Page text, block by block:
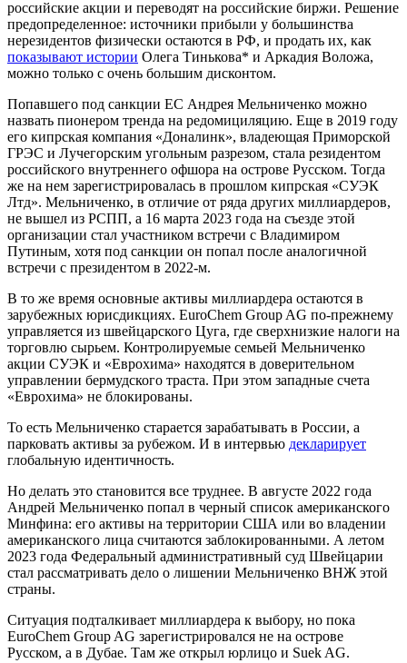
российские акции и переводят на российские биржи. Решение
предопределенное: источники прибыли у большинства
нерезидентов физически остаются в РФ, и продать их, как
показывают истории Олега Тинькова* и Аркадия Воложа,
можно только с очень большим дисконтом.
Попавшего под санкции ЕС Андрея Мельниченко можно
назвать пионером тренда на редомициляцию. Еще в 2019 году
его кипрская компания «Доналинк», владеющая Приморской
ГРЭС и Лучегорским угольным разрезом, стала резидентом
российского внутреннего офшора на острове Русском. Тогда
же на нем зарегистрировалась в прошлом кипрская «СУЭК
Лтд». Мельниченко, в отличие от ряда других миллиардеров,
не вышел из РСПП, а 16 марта 2023 года на съезде этой
организации стал участником встречи с Владимиром
Путиным, хотя под санкции он попал после аналогичной
встречи с президентом в 2022-м.
В то же время основные активы миллиардера остаются в
зарубежных юрисдикциях. EuroСhem Group AG по-прежнему
управляется из швейцарского Цуга, где сверхнизкие налоги на
торговлю сырьем. Контролируемые семьей Мельниченко
акции СУЭК и «Еврохима» находятся в доверительном
управлении бермудского траста. При этом западные счета
«Еврохима» не блокированы.
То есть Мельниченко старается зарабатывать в России, а
парковать активы за рубежом. И в интервью декларирует
глобальную идентичность.
Но делать это становится все труднее. В августе 2022 года
Андрей Мельниченко попал в черный список американского
Минфина: его активы на территории США или во владении
американского лица считаются заблокированными. А летом
2023 года Федеральный административный суд Швейцарии
стал рассматривать дело о лишении Мельниченко ВНЖ этой
страны.
Ситуация подталкивает миллиардера к выбору, но пока
EuroChem Group AG зарегистрировался не на острове
Русском, а в Дубае. Там же открыл юрлицо и Suek AG.